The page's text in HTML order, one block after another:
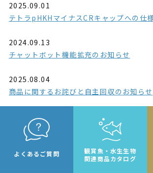
2025.09.01
テトラpHKHマイナスCRキャップへの仕
2024.09.13
チャットボット機能拡充のお知らせ
2025.08.04
商品に関するお詫びと自主回収のお知らせ
よくあるご質問
観賞魚・水生生物
関連商品カタログ